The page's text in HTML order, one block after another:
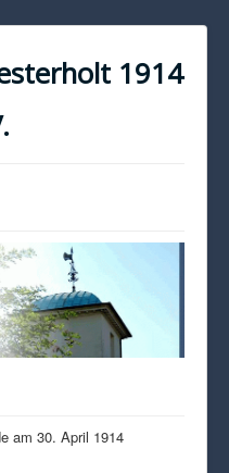
1914
am 30. April 1914